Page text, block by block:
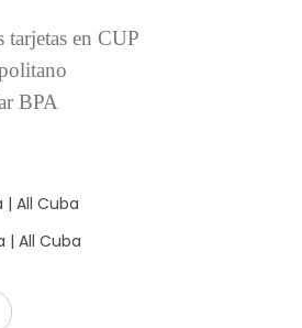
en CUP
BPA
| All Cuba
| All Cuba